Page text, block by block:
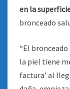
en la
bronceado
“El bronceado
la piel tiene
factura’ al